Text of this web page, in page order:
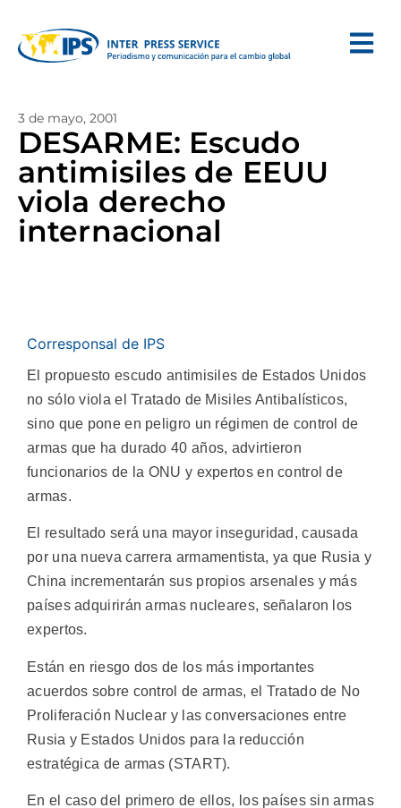
3 de mayo, 2001
DESARME: Escudo
antimisiles de EEUU
viola derecho
internacional
Corresponsal de IPS
El propuesto escudo antimisiles de Estados Unidos
no sólo viola el Tratado de Misiles Antibalísticos,
sino que pone en peligro un régimen de control de
armas que ha durado 40 años, advirtieron
funcionarios de la ONU y expertos en control de
armas.
El resultado será una mayor inseguridad, causada
por una nueva carrera armamentista, ya que Rusia y
China incrementarán sus propios arsenales y más
países adquirirán armas nucleares, señalaron los
expertos.
Están en riesgo dos de los más importantes
acuerdos sobre control de armas, el Tratado de No
Proliferación Nuclear y las conversaciones entre
Rusia y Estados Unidos para la reducción
estratégica de armas (START).
En el caso del primero de ellos, los países sin armas